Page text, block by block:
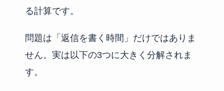
る計算です。
問題は「返信を書く時間」だけではありま
せん。実は以下の3つに大きく分解されま
す。